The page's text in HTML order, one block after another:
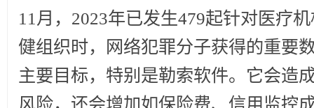
11月，2023年已发生479起针对医疗
健组织时，网络犯罪分子获得的重要
主要目标，特别是勒索软件。它会造
风险，还会增加如保险费、信用监控